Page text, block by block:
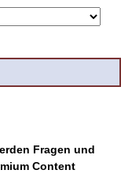
Fragen und
Content